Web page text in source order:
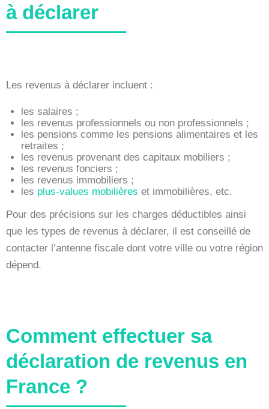
à déclarer
Les revenus à déclarer incluent :
les salaires ;
les revenus professionnels ou non professionnels ;
les pensions comme les pensions alimentaires et les
retraites ;
les revenus provenant des capitaux mobiliers ;
les revenus fonciers ;
les revenus immobiliers ;
les plus-values mobilières et immobilières, etc.
Pour des précisions sur les charges déductibles ainsi
que les types de revenus à déclarer, il est conseillé de
contacter l’antenne fiscale dont votre ville ou votre région
dépend.
Comment effectuer sa
déclaration de revenus en
France ?